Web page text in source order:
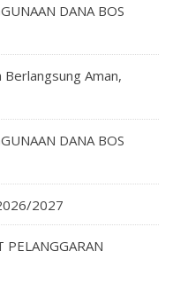
DANA BOS
Berlangsung Aman,
DANA BOS
2027